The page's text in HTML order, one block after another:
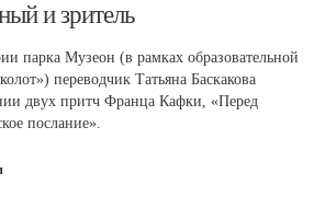
и зритель
парка Музеон (в рамках образовательной
переводчик Татьяна Баскакова
двух притч Франца Кафки, «Перед
послание».